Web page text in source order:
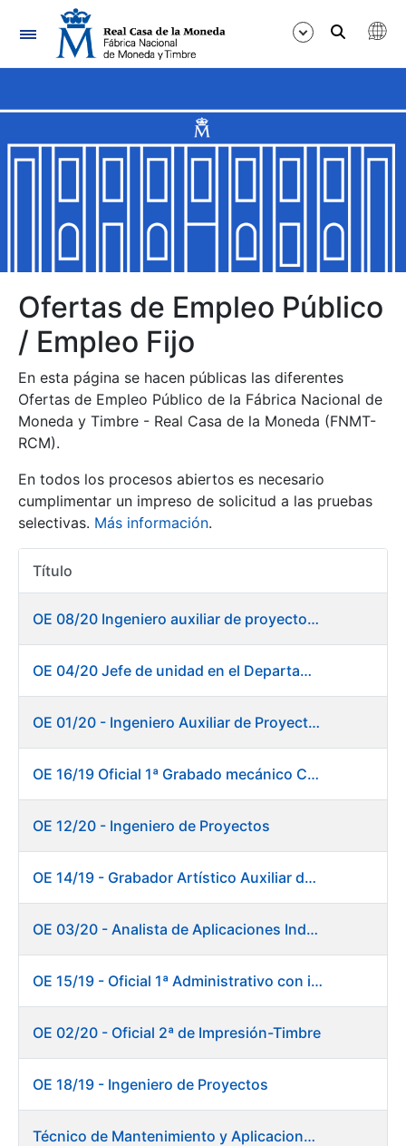
Navegación
Mostrar/Ocultar
Mostrar/Ocultar
Mostrar/Ocultar
Mostrar/Ocultar
Mostrar/Ocultar
Mostrar/Ocultar
Mostrar/Ocultar
Mostrar/Ocultar
Ofertas de Empleo Público
/ Empleo Fijo
En esta página se hacen públicas las diferentes
Ofertas de Empleo Público de la Fábrica Nacional de
Moneda y Timbre - Real Casa de la Moneda (FNMT-
RCM).
En todos los procesos abiertos es necesario
cumplimentar un impreso de solicitud a las pruebas
selectivas. Más información.
Título
OE 08/20 Ingeniero auxiliar de proyectos en el departamento de Fábrica de Papel - Burgos
OE 04/20 Jefe de unidad en el Departamento de Fábrica de Papel - Burgos
OE 01/20 - Ingeniero Auxiliar de Proyectos
OE 16/19 Oficial 1ª Grabado mecánico CAD
OE 12/20 - Ingeniero de Proyectos
OE 14/19 - Grabador Artístico Auxiliar de Originales. Departamento de Preimpresión
OE 03/20 - Analista de Aplicaciones Industriales
OE 15/19 - Oficial 1ª Administrativo con inglés y francés
OE 02/20 - Oficial 2ª de Impresión-Timbre
OE 18/19 - Ingeniero de Proyectos
Técnico de Mantenimiento y Aplicaciones Industriales - Centro de trabajo de Burgos